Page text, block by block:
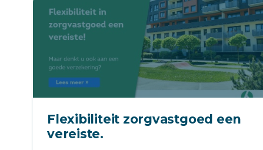
Flexibiliteit zorgvastgoed een
vereiste.